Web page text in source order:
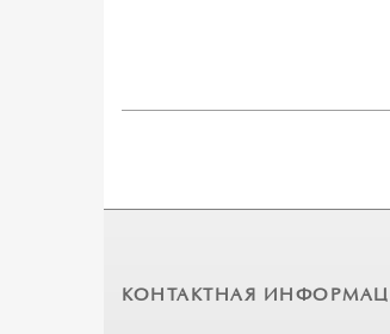
КОНТАКТНАЯ